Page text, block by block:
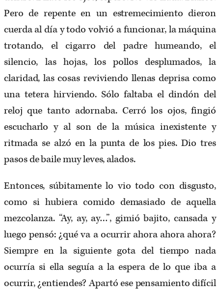
Pero de repente en un estremecimiento dieron
cuerda al día y todo volvió a funcionar, la máquina
trotando, el cigarro del padre humeando, el
silencio, las hojas, los pollos desplumados, la
claridad, las cosas reviviendo llenas deprisa como
una tetera hirviendo. Sólo faltaba el dindón del
reloj que tanto adornaba. Cerró los ojos, fingió
escucharlo y al son de la música inexistente y
ritmada se alzó en la punta de los pies. Dio tres
pasos de baile muy leves, alados.
Entonces, súbitamente lo vio todo con disgusto,
como si hubiera comido demasiado de aquella
mezcolanza. “Ay, ay, ay…”, gimió bajito, cansada y
luego pensó: ¿qué va a ocurrir ahora ahora ahora?
Siempre en la siguiente gota del tiempo nada
ocurría si ella seguía a la espera de lo que iba a
ocurrir, ¿entiendes? Apartó ese pensamiento difícil